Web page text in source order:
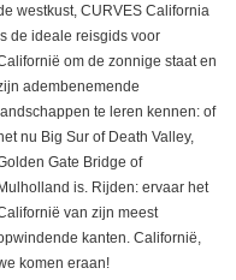
westkust, CURVES California
de ideale reisgids voor
om de zonnige staat en
adembenemende
te leren kennen: of
nu Big Sur of Death Valley,
Gate Bridge of
is. Rijden: ervaar het
van zijn meest
kanten. Californië,
komen eraan!